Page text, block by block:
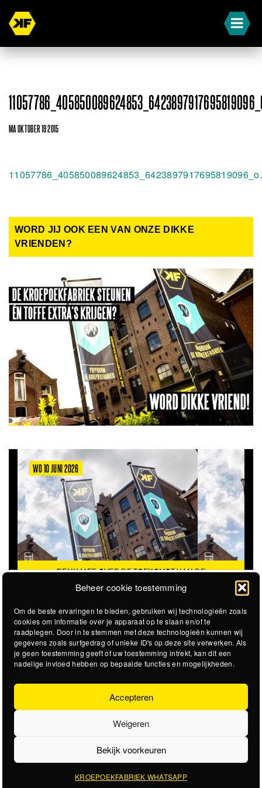
Beheer cookie toestemming
Om de beste ervaringen te bieden, gebruiken wij technologieën zoals
cookies om informatie over je apparaat op te slaan en/of te
raadplegen. Door in te stemmen met deze technologieën kunnen wij
gegevens zoals surfgedrag of unieke ID's op deze site verwerken. Als
je geen toestemming geeft of uw toestemming intrekt, kan dit een
nadelige invloed hebben op bepaalde functies en mogelijkheden.
Accepteren
Weigeren
Bekijk voorkeuren
KROEPOEKFABRIEK WHATSAPP
MA OKTOBER 19 2015
WORD JIJ OOK EEN VAN ONZE DIKKE
VRIENDEN?
WO 10 JUNI 2026
DENK MEE OVER DE TOEKOMST VAN DE
KROEPOEKFABRIEK